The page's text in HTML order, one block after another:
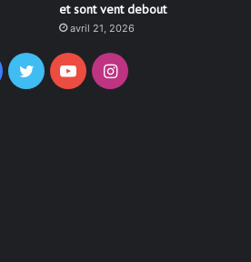
et sont vent debout
avril 21, 2026
Facebook
TwitterYouTubeInstagram